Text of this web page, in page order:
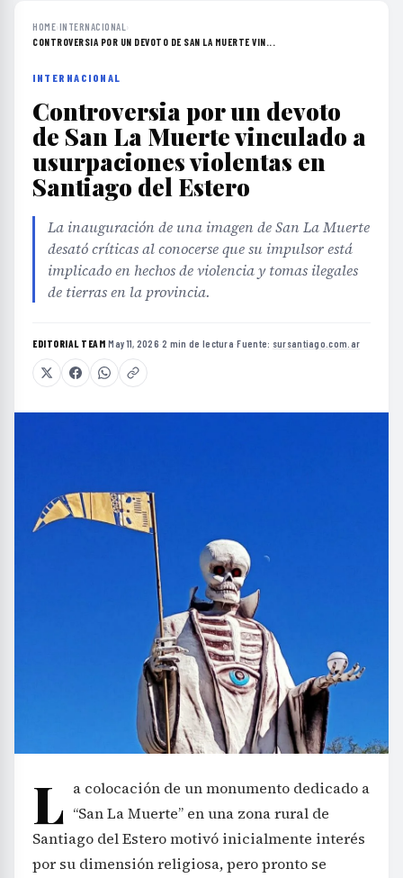
HOME›INTERNACIONAL ›
CONTROVERSIA POR UN DEVOTO DE SAN LA MUERTE VIN...
INTERNACIONAL
Controversia por un devoto
de San La Muerte vinculado a
usurpaciones violentas en
Santiago del Estero
La inauguración de una imagen de San La Muerte
desató críticas al conocerse que su impulsor está
implicado en hechos de violencia y tomas ilegales
de tierras en la provincia.
EDITORIAL TEAM·May 11, 2026·2 min de lectura·Fuente: sursantiago.com.ar
L a colocación de un monumento dedicado a
“San La Muerte” en una zona rural de
Santiago del Estero motivó inicialmente interés
por su dimensión religiosa, pero pronto se